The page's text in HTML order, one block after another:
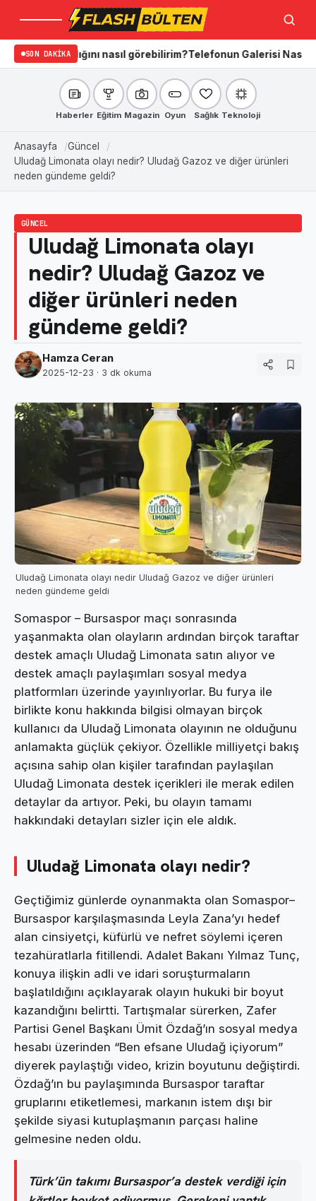
Menü Ara
SON DAKIKA
nasıl görebilirim?Telefonun Galerisi Nasıl Temizlenir?
Haberler Eğitim Magazin Oyun Sağlık Teknoloji
Anasayfa
Güncel
Uludağ Limonata olayı nedir? Uludağ Gazoz ve diğer ürünleri
neden gündeme geldi?
GÜNCEL
Uludağ Limonata olayı
nedir? Uludağ Gazoz ve
diğer ürünleri neden
gündeme geldi?
Hamza Ceran
2025-12-23 · 3 dk okuma
Uludağ Limonata olayı nedir Uludağ Gazoz ve diğer ürünleri
neden gündeme geldi
Somaspor – Bursaspor maçı sonrasında
yaşanmakta olan olayların ardından birçok taraftar
destek amaçlı Uludağ Limonata satın alıyor ve
destek amaçlı paylaşımları sosyal medya
platformları üzerinde yayınlıyorlar. Bu furya ile
birlikte konu hakkında bilgisi olmayan birçok
kullanıcı da Uludağ Limonata olayının ne olduğunu
anlamakta güçlük çekiyor. Özellikle milliyetçi bakış
açısına sahip olan kişiler tarafından paylaşılan
Uludağ Limonata destek içerikleri ile merak edilen
detaylar da artıyor. Peki, bu olayın tamamı
hakkındaki detayları sizler için ele aldık.
Uludağ Limonata olayı nedir?
Geçtiğimiz günlerde oynanmakta olan Somaspor–
Bursaspor karşılaşmasında Leyla Zana’yı hedef
alan cinsiyetçi, küfürlü ve nefret söylemi içeren
tezahüratlarla fitillendi. Adalet Bakanı Yılmaz Tunç,
konuya ilişkin adli ve idari soruşturmaların
başlatıldığını açıklayarak olayın hukuki bir boyut
kazandığını belirtti. Tartışmalar sürerken, Zafer
Partisi Genel Başkanı Ümit Özdağ’ın sosyal medya
hesabı üzerinden “Ben efsane Uludağ içiyorum”
diyerek paylaştığı video, krizin boyutunu değiştirdi.
Özdağ’ın bu paylaşımında Bursaspor taraftar
gruplarını etiketlemesi, markanın istem dışı bir
şekilde siyasi kutuplaşmanın parçası haline
gelmesine neden oldu.
Türk’ün takımı Bursaspor’a destek verdiği için